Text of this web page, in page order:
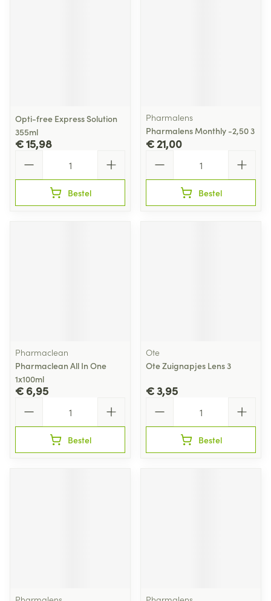
Opti-free Express Solution
355ml
€ 15,98
Bestel
Pharmalens
Pharmalens Monthly -2,50 3
€ 21,00
Bestel
Pharmaclean
Pharmaclean All In One
1x100ml
€ 6,95
Bestel
Ote
Ote Zuignapjes Lens 3
€ 3,95
Bestel